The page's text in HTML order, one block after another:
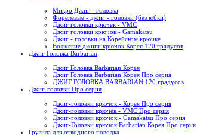
Микро Джиг - головка
Форелевые - джиг - головки (без юбки)
Джиг головки крючек - VMC
Джиг головки крючок - Gamakatsu
Джиг - головки на Корейском крючке
Волжские джиги крючок Корея 120 градусов
Джиг Головка Barbarian
Джиг Головка Barbarian Корея
Джиг Головка Barbarian Корея Про серия
ДЖИГ ГОЛОВКА BARBARIAN 120 градусов
Джиг-головки Про серия
Джиг-головки крючок - Корея Про серия
Джиг-головки крючек - VMC Про серия
Джиг-головки крючок - Gamakatsu Про серия
Джиг-Головки крючок Barbarian Корея Про серия
Грузила для отводного поводка